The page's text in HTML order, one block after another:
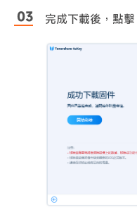
完成下載後，點